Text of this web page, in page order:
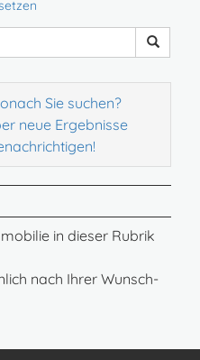
Sie suchen?
neue Ergebnisse
in dieser Rubrik
nach Ihrer Wunsch-